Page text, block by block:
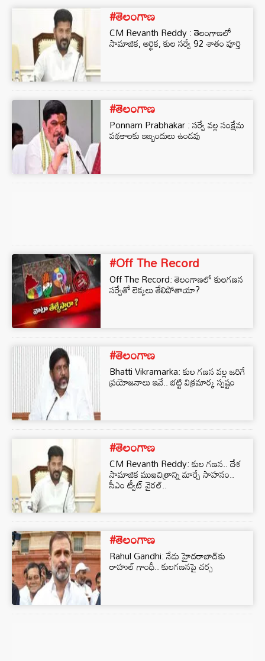
#తెలంగాణ
CM Revanth Reddy : తెలంగాణ‌లో
సామాజిక, ఆర్థిక, కుల స‌ర్వే 92 శాతం పూర్తి
#తెలంగాణ
Ponnam Prabhakar : సర్వే వల్ల సంక్షేమ
పథకాలకు ఇబ్బందులు ఉండవు
#Off The Record
Off The Record: తెలంగాణలో కులగణన
సర్వేతో లెక్కలు తేలిపోతాయా?
#తెలంగాణ
Bhatti Vikramarka: కుల గణన వల్ల జరిగే
ప్రయోజనాలు ఇవే.. భట్టి విక్రమార్క స్పష్టం
#తెలంగాణ
CM Revanth Reddy: కుల గణన.. దేశ
సామాజిక ముఖచిత్రాన్ని మార్చే సాహసం..
సీఎం ట్వీట్ వైరల్..
#తెలంగాణ
Rahul Gandhi: నేడు హైదరాబాద్⁭కు
రాహుల్ గాంధీ.. కులగణనపై చర్చ